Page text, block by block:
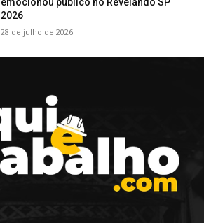
2026
28 de julho de 2026